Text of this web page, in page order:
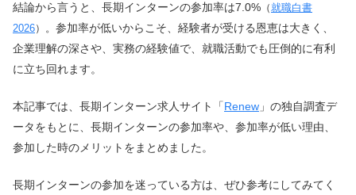
結論から言うと、長期インターンの参加率は7.0% （就職白書
2026）。 参加率が低いからこそ、経験者が受ける恩恵は大きく、
企業理解の深さや、実務の経験値で、就職活動でも圧倒的に有利
に立ち回れます。
本記事では、長期インターン求人サイト「Renew 」の独自調査デ
ータをもとに、長期インターンの参加率や、参加率が低い理由、
参加した時のメリットをまとめました。
長期インターンの参加を迷っている方は、ぜひ参考にしてみてく